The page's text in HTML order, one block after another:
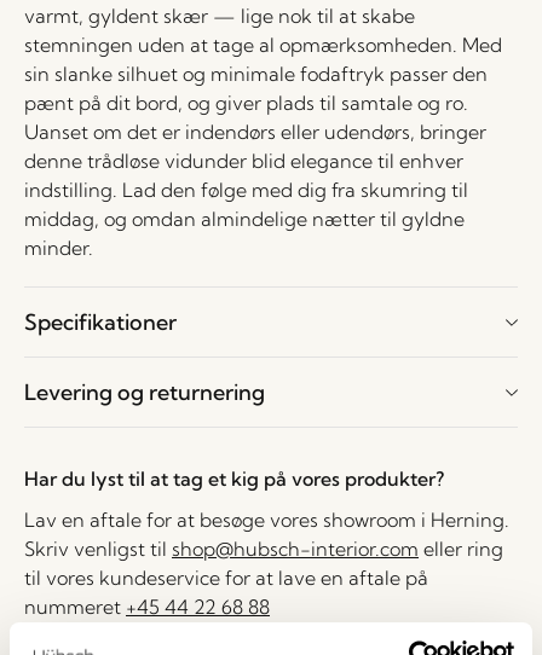
varmt, gyldent skær — lige nok til at skabe
stemningen uden at tage al opmærksomheden. Med
sin slanke silhuet og minimale fodaftryk passer den
pænt på dit bord, og giver plads til samtale og ro.
Uanset om det er indendørs eller udendørs, bringer
denne trådløse vidunder blid elegance til enhver
indstilling. Lad den følge med dig fra skumring til
middag, og omdan almindelige nætter til gyldne
minder.
Specifikationer
Levering og returnering
Har du lyst til at tag et kig på vores produkter?
Lav en aftale for at besøge vores showroom i Herning.
Skriv venligst til shop@hubsch-interior.com eller ring
til vores kundeservice for at lave en aftale på
nummeret +45 44 22 68 88